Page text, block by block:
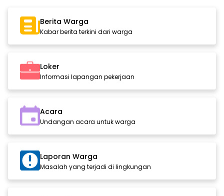
Berita Warga
Kabar berita terkini dari warga
Loker
Informasi lapangan pekerjaan
Acara
Undangan acara untuk warga
Laporan Warga
Masalah yang terjadi di lingkungan